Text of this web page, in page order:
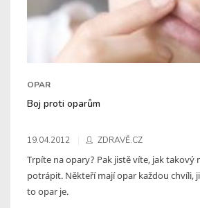
OPAR
Boj proti oparům
19.04.2012 ZDRAVĚ.CZ
Trpíte na opary? Pak jistě víte, jak takový
potrápit. Někteří mají opar každou chvíli,
to opar je.